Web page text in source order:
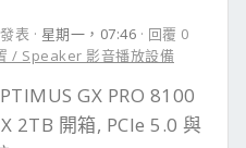
表 星期一，07:46
回覆 0
/ Speaker 影音播放設備
GX PRO 8100
2TB 開箱, PCIe 5.0 與